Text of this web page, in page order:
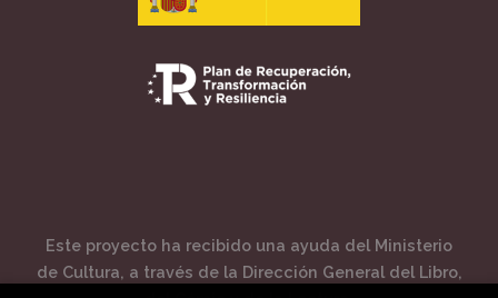
Este proyecto ha recibido una ayuda del Ministerio
de Cultura, a través de la Dirección General del Libro,